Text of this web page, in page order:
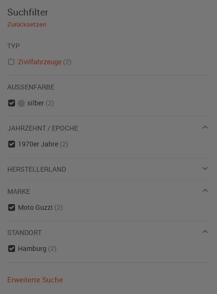
Suchfilter
Zurücksetzen
TYP
Zivilfahrzeuge (2)
AUSSENFARBE
silber (2)
JAHRZEHNT / EPOCHE
1970er Jahre (2)
HERSTELLERLAND
MARKE
Moto Guzzi (2)
STANDORT
Hamburg (2)
Erweiterte Suche